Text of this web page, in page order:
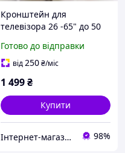
Кронштейн для
телевізора 26 -65" до 50
Настінне кріплення для
ТВ M-55
Готово до відправки
від250₴/міс
1 499₴
Купити
Інтернет-магазин «Gadgetarium» 98%